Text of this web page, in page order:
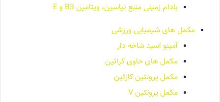
بادام زمینی منبع نیاسین، ویتامین B3 و E
مکمل های شیمیایی ورزشی
آمینو اسید شاخه دار
مکمل های حاوی کراتین
مکمل پروتئین کازئین
مکمل پروتئین V